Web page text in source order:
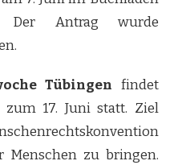
Der Antrag wurde
Tübingen findet
zum 17. Juni statt. Ziel
zu bringen.